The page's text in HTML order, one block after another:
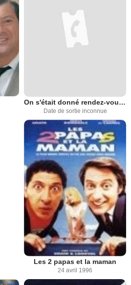
On s'était donné rendez-vous dans dix ans
Date de sortie inconnue
Les 2 papas et la maman
24 avril 1996